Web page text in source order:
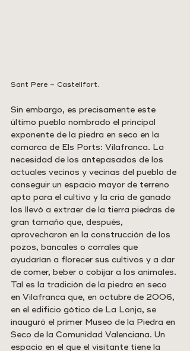
Sant Pere – Castellfort.
Sin embargo, es precisamente este
último pueblo nombrado el principal
exponente de la piedra en seco en la
comarca de Els Ports: Vilafranca. La
necesidad de los antepasados de los
actuales vecinos y vecinas del pueblo de
conseguir un espacio mayor de terreno
apto para el cultivo y la cría de ganado
los llevó a extraer de la tierra piedras de
gran tamaño que, después,
aprovecharon en la construcción de los
pozos, bancales o corrales que
ayudarían a florecer sus cultivos y a dar
de comer, beber o cobijar a los animales.
Tal es la tradición de la piedra en seco
en Vilafranca que, en octubre de 2006,
en el edificio gótico de La Lonja, se
inauguró el primer Museo de la Piedra en
Seco de la Comunidad Valenciana. Un
espacio en el que el visitante tiene la